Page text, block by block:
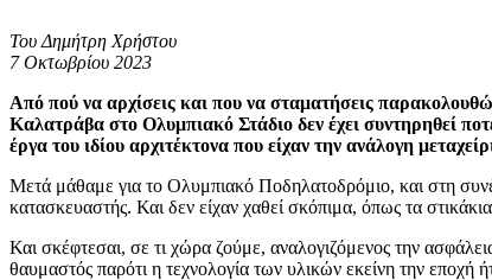
Του Δημήτρη Χρήστου
7 Οκτωβρίου 2023
Από πού να αρχίσεις και που να σταματήσεις
Καλατράβα στο Ολυμπιακό Στάδιο δεν έχει συντηρηθεί
έργα του ιδίου αρχιτέκτονα που είχαν την ανάλογη
Μετά μάθαμε για το Ολυμπιακό Ποδηλατοδρόμιο, και στη
κατασκευαστής. Και δεν είχαν χαθεί σκόπιμα, όπως τα
Και σκέφτεσαι, σε τι χώρα ζούμε, αναλογιζόμενος την
θαυμαστός παρότι η τεχνολογία των υλικών εκείνη την εποχή